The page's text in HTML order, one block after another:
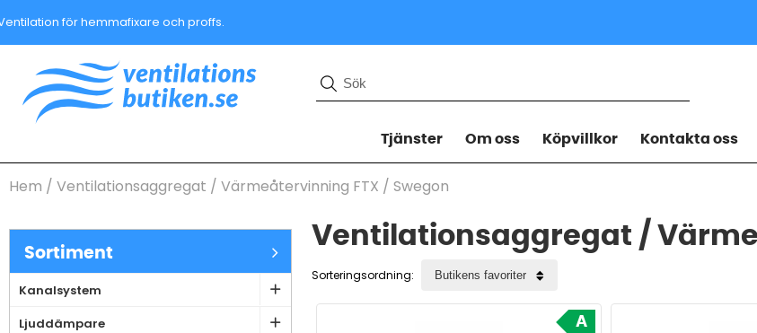
för hemmafixare och proffs.
Tjänster Om oss Köpvillkor Kontakta oss
Hem / Ventilationsaggregat / Värmeåtervinning FTX / Swegon
Sortiment
Kanalsystem
Ljuddämpare
Ventilationsaggregat /
Sorteringsordning:
A